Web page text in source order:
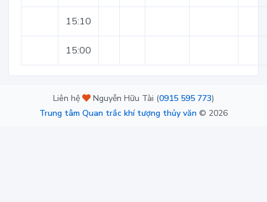
15:10
15:00
Liên hệ Nguyễn Hữu Tài (0915 595 773)
Trung tâm Quan trắc khí tượng thủy văn © 2026